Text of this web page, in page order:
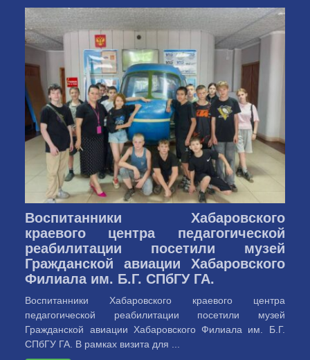
Воспитанники Хабаровского
краевого центра педагогической
реабилитации посетили музей
Гражданской авиации Хабаровского
Филиала им. Б.Г. СПбГУ ГА.
Воспитанники Хабаровского краевого центра
педагогической реабилитации посетили музей
Гражданской авиации Хабаровского Филиала им. Б.Г.
СПбГУ ГА. В рамках визита для ...